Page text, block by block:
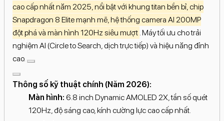
cao cấp nhất năm 2025, nổi bật với khung titan bền bỉ, chip
Snapdragon 8 Elite mạnh mẽ, hệ thống camera AI 200MP
đột phá và màn hình 120Hz siêu mượt . Máy tối ưu cho trải
nghiệm AI (Circle to Search, dịch trực tiếp) và hiệu năng đỉnh
cao.
Thông số kỹ thuật chính (Năm 2026):
Màn hình: 6.8 inch Dynamic AMOLED 2X, tần số quét
120Hz, độ sáng cao, kính cường lực cao cấp nhất.